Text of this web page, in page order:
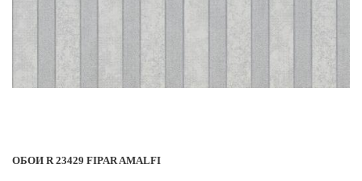
ОБОИ R 23429 FIPAR AMALFI